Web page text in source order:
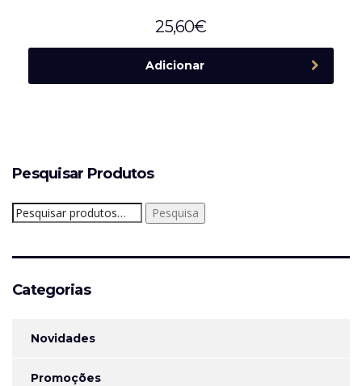
25,60€
Adicionar
Pesquisar Produtos
Pesquisar
por:
Pesquisa
Categorias
Novidades
Promoções